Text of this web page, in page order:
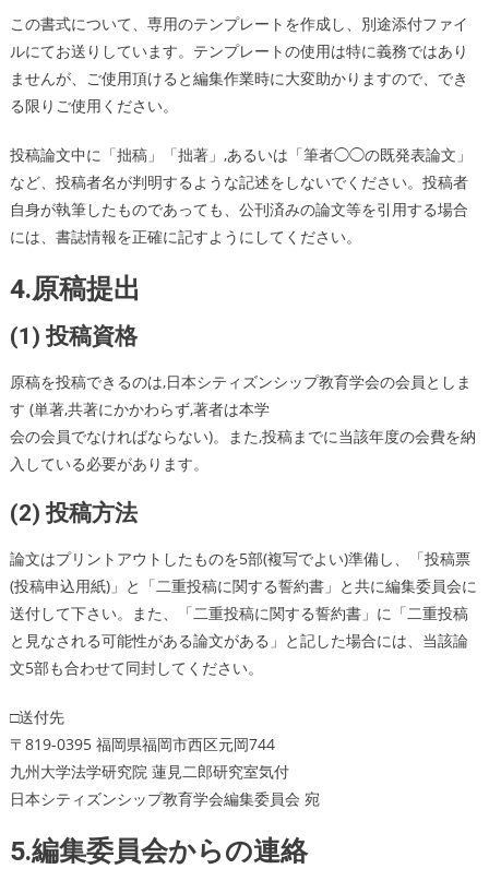
この書式について、専用のテンプレートを作成し、別途添付ファイ
ルにてお送りしています。テンプレートの使用は特に義務ではあり
ませんが、ご使用頂けると編集作業時に大変助かりますので、でき
る限りご使用ください。
投稿論文中に「拙稿」「拙著」,あるいは「筆者◯◯の既発表論文」
など、投稿者名が判明するような記述をしないでください。投稿者
自身が執筆したものであっても、公刊済みの論文等を引用する場合
には、書誌情報を正確に記すようにしてください。
4.原稿提出
(1) 投稿資格
原稿を投稿できるのは,日本シティズンシップ教育学会の会員としま
す (単著,共著にかかわらず,著者は本学
会の会員でなければならない)。また,投稿までに当該年度の会費を納
入している必要があります。
(2) 投稿方法
論文はプリントアウトしたものを5部(複写でよい)準備し、「投稿票
(投稿申込用紙)」と「二重投稿に関する誓約書」と共に編集委員会に
送付して下さい。また、「二重投稿に関する誓約書」に「二重投稿
と見なされる可能性がある論文がある」と記した場合には、当該論
文5部も合わせて同封してください。
□送付先
〒819-0395 福岡県福岡市西区元岡744
九州大学法学研究院 蓮見二郎研究室気付
日本シティズンシップ教育学会編集委員会 宛
5.編集委員会からの連絡